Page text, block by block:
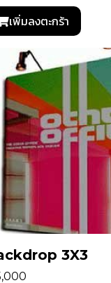
เพิ่มลงตะกร้า
3X3